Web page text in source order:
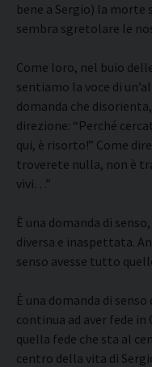
bene a Sergio) la
sembra sgretolare le
Come loro, nel buio
sentiamo la voce di
domanda che
direzione: “Perché
qui, è risorto!” Come
troverete nulla, non è
vivi…”
È una domanda di
diversa e inaspettata.
senso avesse tutto
È una domanda di
continua ad aver fede
quella fede che sta al
centro della vita di